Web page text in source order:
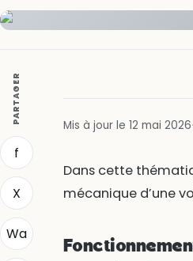
PARTAGER
f
X
Wa
Mis à jour le 12 mai 2026·
Dans cette
mécanique d’une